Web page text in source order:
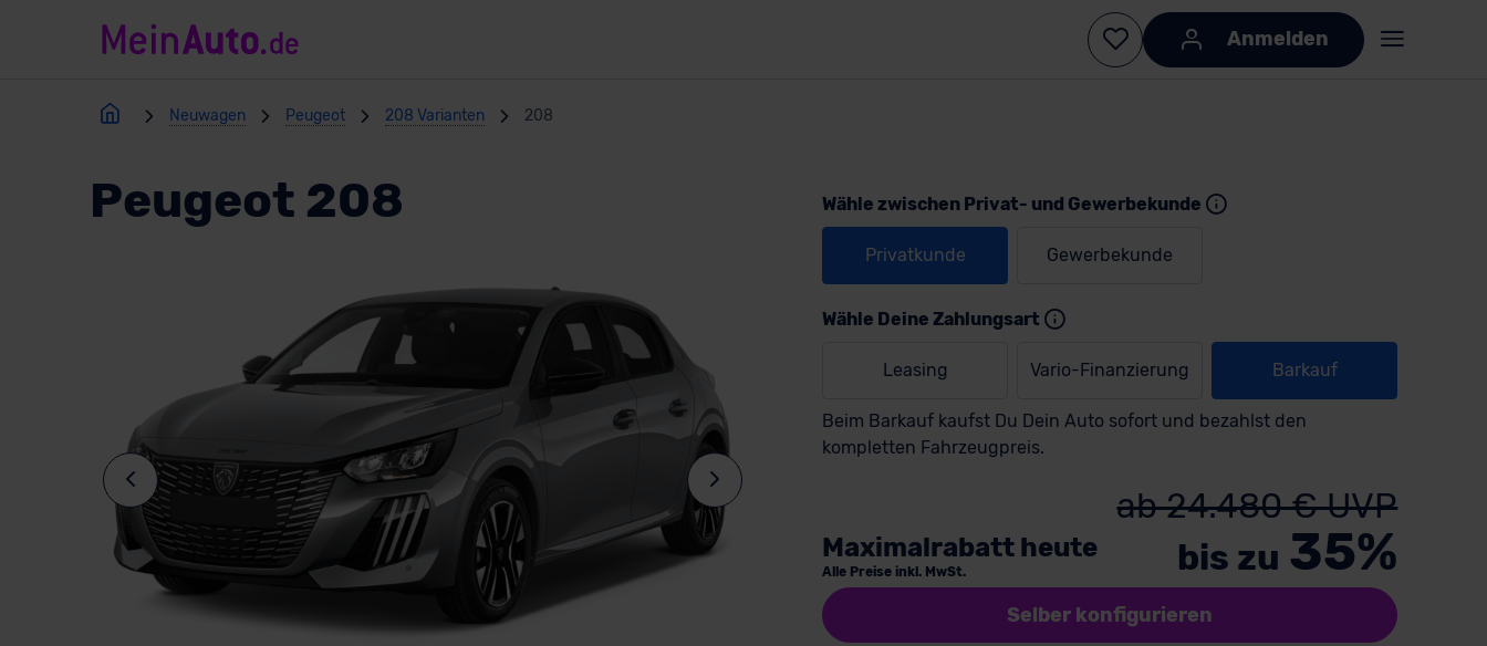
Anmelden
Neuwagen Peugeot 208 Varianten 208
Peugeot 208 Wähle zwischen Privat- und Gewerbekunde
Privatkunde Gewerbekunde
Wähle Deine Zahlungsart
Leasing Vario-Finanzierung Barkauf
Beim Barkauf kaufst Du Dein Auto sofort und bezahlst den
kompletten Fahrzeugpreis.
Maximalrabatt heute
Alle Preise inkl. MwSt.
ab 24.480 € UVP
bis zu 35%
Selber konfigurieren